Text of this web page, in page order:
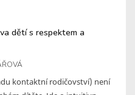
dětí s respektem a
kontaktní rodičovství) není